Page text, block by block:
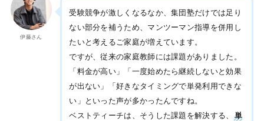
伊藤さん
受験競争が激しくなるなか、集団塾だけでは足り
ない部分を補うため、マンツーマン指導を併用し
たいと考えるご家庭が増えています。
ですが、従来の家庭教師には課題がありました。
「料金が高い」「一度始めたら継続しないと効果
が出ない」「好きなタイミングで単発利用できな
い」といった声が多かったんですね。
ベストティーチは、そうした課題を解決する、 単